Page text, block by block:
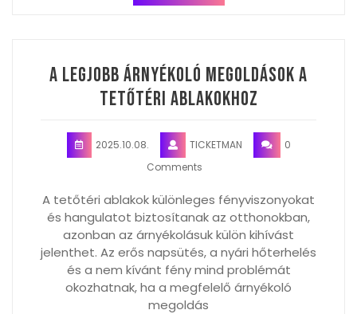
A legjobb árnyékoló megoldások a
tetőtéri ablakokhoz
2025.10.08. TICKETMAN
0
Comments
A tetőtéri ablakok különleges fényviszonyokat
és hangulatot biztosítanak az otthonokban,
azonban az árnyékolásuk külön kihívást
jelenthet. Az erős napsütés, a nyári hőterhelés
és a nem kívánt fény mind problémát
okozhatnak, ha a megfelelő árnyékoló
megoldás